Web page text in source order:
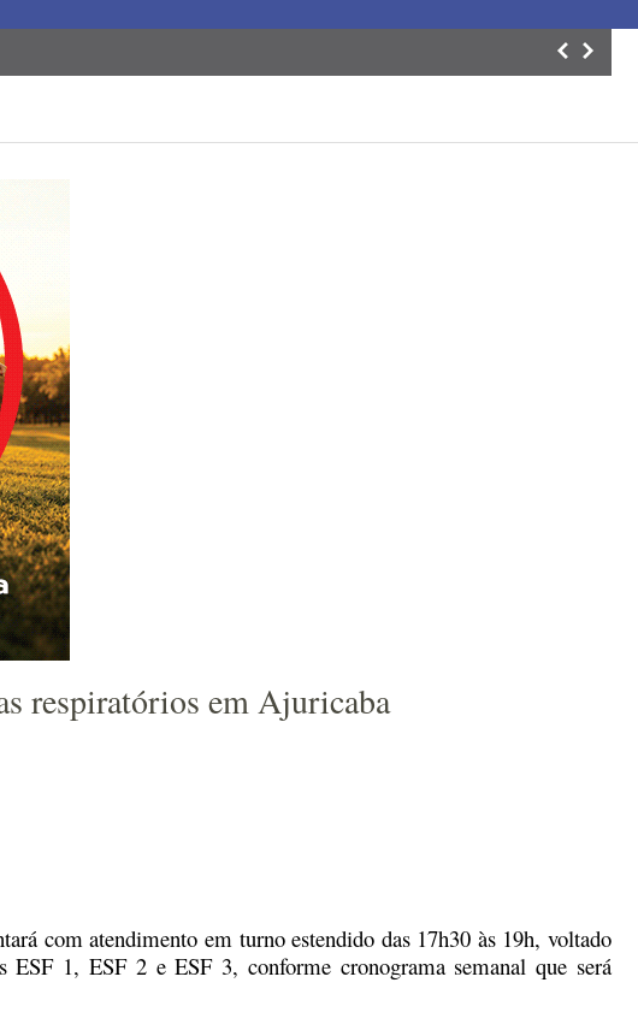
União
respiratórios em Ajuricaba
com atendimento em turno estendido das 17h30 às 19h, voltado
ESF 1, ESF 2 e ESF 3, conforme cronograma semanal que será